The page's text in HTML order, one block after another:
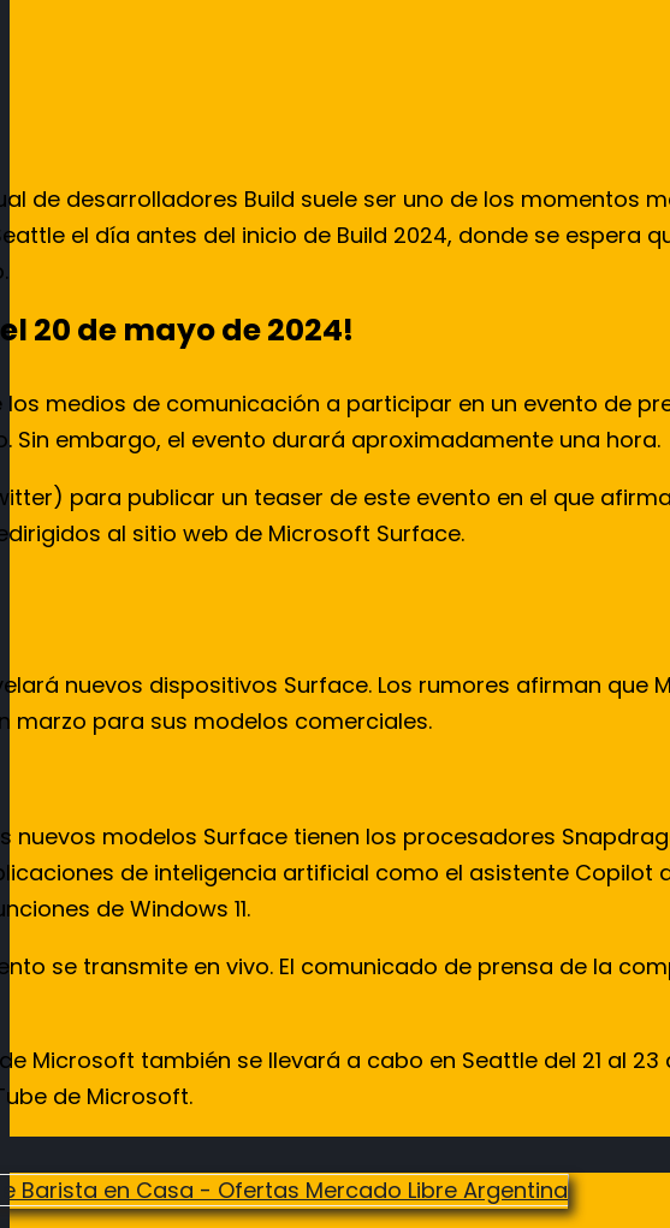
de desarrolladores Build suele ser uno de los momentos
el día antes del inicio de Build 2024, donde se
20 de mayo de 2024!
medios de comunicación a participar en un evento de
embargo, el evento durará aproximadamente una hora.
para publicar un teaser de este evento en el que
al sitio web de Microsoft Surface.
nuevos dispositivos Surface. Los rumores afirman
marzo para sus modelos comerciales.
modelos Surface tienen los procesadores
de inteligencia artificial como el asistente
de Windows 11.
se transmite en vivo. El comunicado de prensa de la
Microsoft también se llevará a cabo en Seattle del 21 al
de Microsoft.